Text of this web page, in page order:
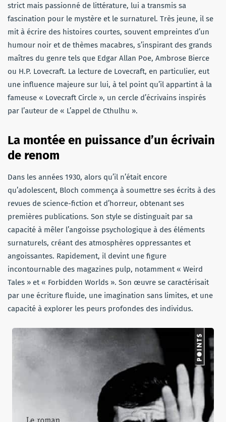
strict mais passionné de littérature, lui a transmis sa
fascination pour le mystère et le surnaturel. Très jeune, il se
mit à écrire des histoires courtes, souvent empreintes d’un
humour noir et de thèmes macabres, s’inspirant des grands
maîtres du genre tels que Edgar Allan Poe, Ambrose Bierce
ou H.P. Lovecraft. La lecture de Lovecraft, en particulier, eut
une influence majeure sur lui, à tel point qu’il appartint à la
fameuse « Lovecraft Circle », un cercle d’écrivains inspirés
par l’auteur de « L’appel de Cthulhu ».
La montée en puissance d’un écrivain
de renom
Dans les années 1930, alors qu’il n’était encore
qu’adolescent, Bloch commença à soumettre ses écrits à des
revues de science-fiction et d’horreur, obtenant ses
premières publications. Son style se distinguait par sa
capacité à mêler l’angoisse psychologique à des éléments
surnaturels, créant des atmosphères oppressantes et
angoissantes. Rapidement, il devint une figure
incontournable des magazines pulp, notamment « Weird
Tales » et « Forbidden Worlds ». Son œuvre se caractérisait
par une écriture fluide, une imagination sans limites, et une
capacité à explorer les peurs profondes des individus.